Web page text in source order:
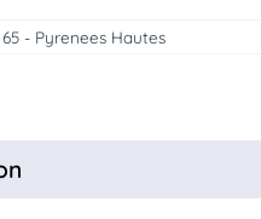
65 - Pyrenees Hautes